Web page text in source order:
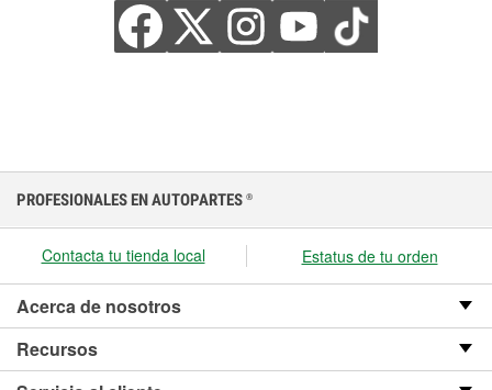
PROFESIONALES EN AUTOPARTES ®
Contacta tu tienda local Estatus de tu orden
Acerca de nosotros
Recursos